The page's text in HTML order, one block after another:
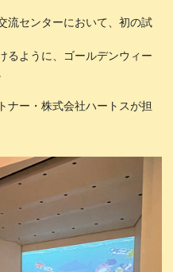
流センターにおいて、初の試
るように、ゴールデンウィー
ナー・株式会社ハートスが担